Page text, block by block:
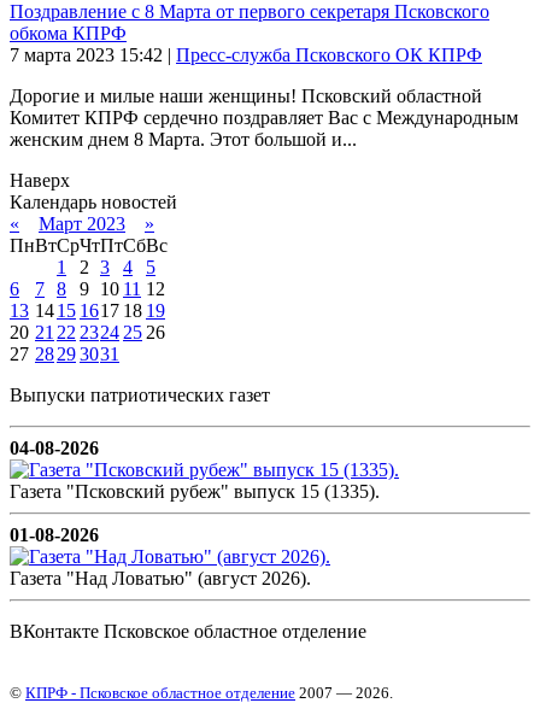
Поздравление с 8 Марта от первого секретаря Псковского
обкома КПРФ
7 марта 2023 15:42 | Пресс-служба Псковского ОК КПРФ
Дорогие и милые наши женщины! Псковский областной
Комитет КПРФ сердечно поздравляет Вас с Международным
женским днем 8 Марта. Этот большой и...
Наверх
Календарь новостей
«
Март 2023
»
ПнВтСрЧтПтСбВс
1
2 3 4
5
6
7 8 9 10 11 12
13 1415 1617 18 19
20 21 22 2324 25 26
27 28293031
Выпуски патриотических газет
04-08-2026
Газета "Псковский рубеж" выпуск 15 (1335).
01-08-2026
Газета "Над Ловатью" (август 2026).
ВКонтакте Псковское областное отделение
© КПРФ - Псковское областное отделение 2007 — 2026.